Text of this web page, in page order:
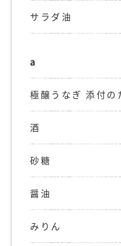
サラダ油
a
極醸うなぎ 添付の
酒
砂糖
醤油
みりん